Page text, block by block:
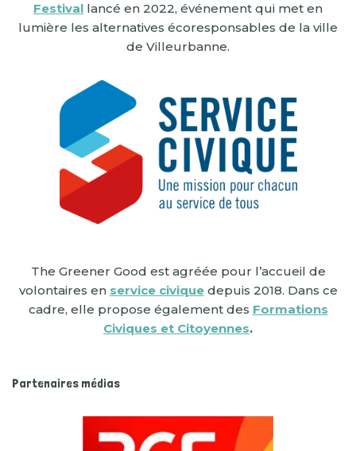
Festival lancé en 2022, événement qui met en
lumière les alternatives écoresponsables de la ville
de Villeurbanne.
The Greener Good est agréée pour l’accueil de
volontaires en service civiquedepuis 2018. Dans ce
cadre, elle propose également des Formations
Civiques et Citoyennes.
Partenaires médias